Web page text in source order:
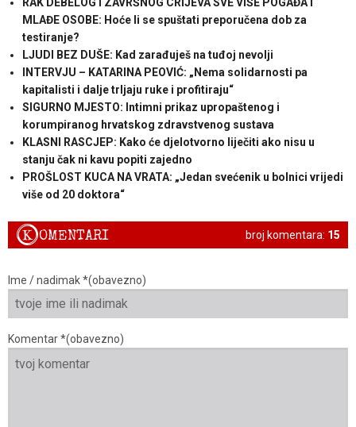
RAK DEBELOG I ZAVRŠNOG CRIJEVA SVE VIŠE POGAĐA I
MLAĐE OSOBE: Hoće li se spuštati preporučena dob za
testiranje?
LJUDI BEZ DUŠE: Kad zarađuješ na tuđoj nevolji
INTERVJU – KATARINA PEOVIĆ: „Nema solidarnosti pa
kapitalisti i dalje trljaju ruke i profitiraju“
SIGURNO MJESTO: Intimni prikaz upropaštenog i
korumpiranog hrvatskog zdravstvenog sustava
KLASNI RASCJEP: Kako će djelotvorno liječiti ako nisu u
stanju čak ni kavu popiti zajedno
PROŠLOST KUCA NA VRATA: „Jedan svećenik u bolnici vrijedi
više od 20 doktora“
broj komentara: 15
KOMENTARI
Ime / nadimak *(obavezno)
Komentar *(obavezno)